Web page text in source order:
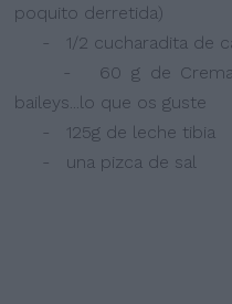
poquito derretida)
- 1/2 cucharadita de
- 60 g de Crema
baileys...lo que os guste
- 125g de leche tibia
- una pizca de sal